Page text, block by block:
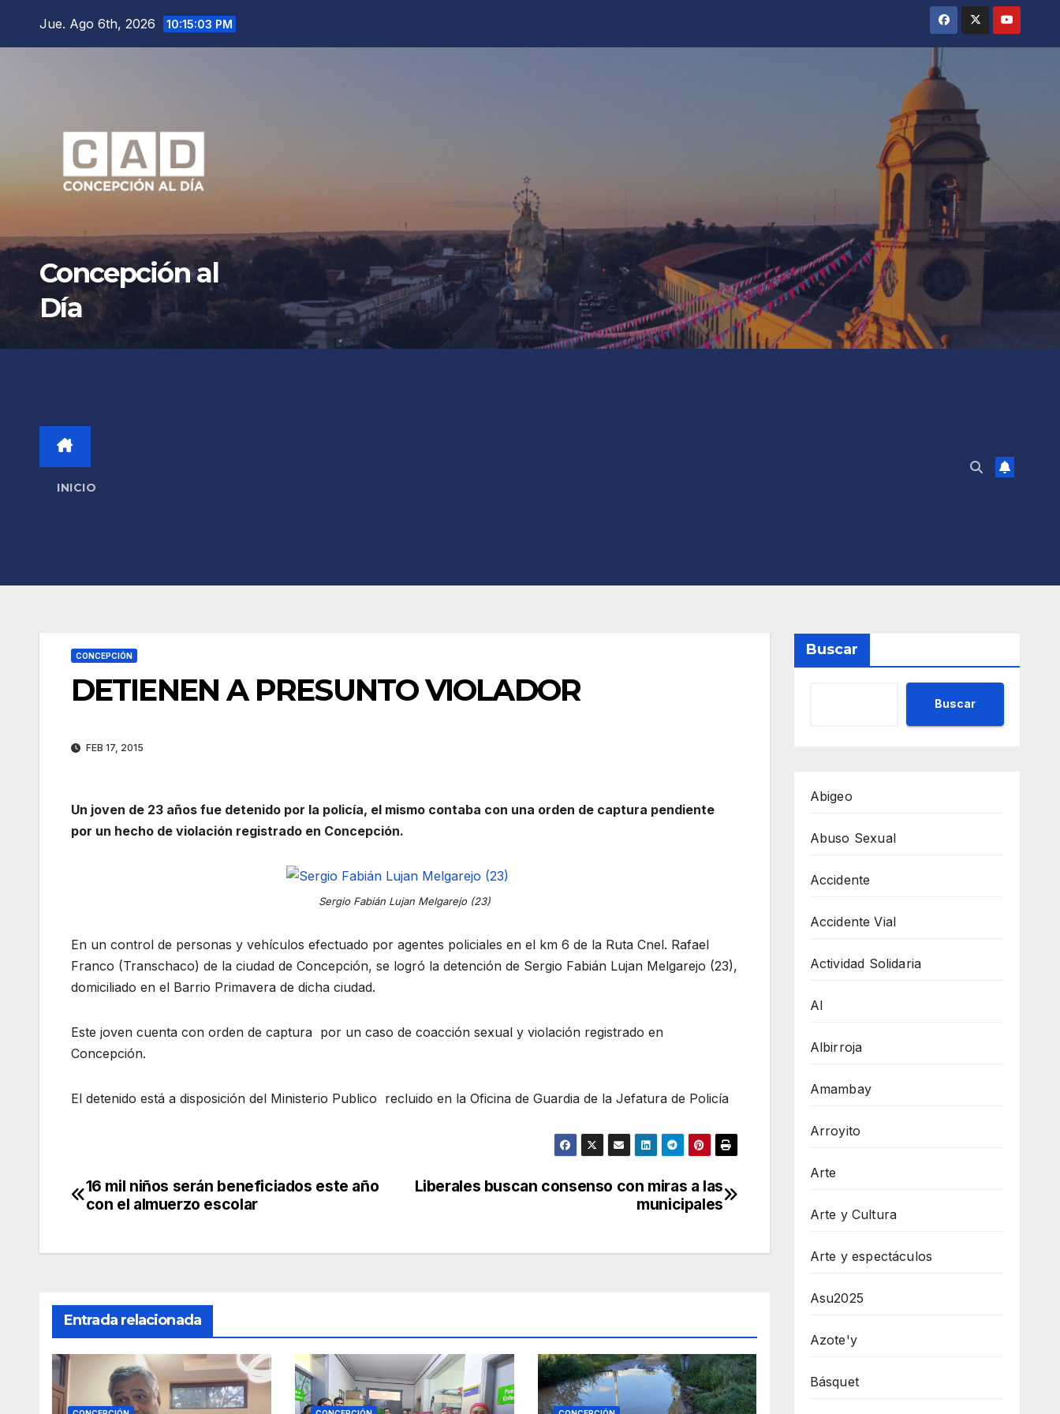
Jue. Ago 6th, 2026 10:15:04 PM
Concepción al
Día
INICIO
CONCEPCIÓN
DETIENEN A PRESUNTO VIOLADOR
FEB 17, 2015
Un joven de 23 años fue detenido por la policía, el mismo contaba con una orden de captura pendiente
por un hecho de violación registrado en Concepción.
Sergio Fabián Lujan Melgarejo (23)
En un control de personas y vehículos efectuado por agentes policiales en el km 6 de la Ruta Cnel. Rafael
Franco (Transchaco) de la ciudad de Concepción, se logró la detención de Sergio Fabián Lujan Melgarejo (23),
domiciliado en el Barrio Primavera de dicha ciudad.
Este joven cuenta con orden de captura por un caso de coacción sexual y violación registrado en
Concepción.
El detenido está a disposición del Ministerio Publico recluido en la Oficina de Guardia de la Jefatura de Policía
Navegación
entradas
Liberales buscan consenso con miras a las
municipales
16 mil niños serán beneficiados este año
con el almuerzo escolar
Entrada relacionada
Buscar
Buscar
Abigeo
Abuso Sexual
Accidente
Accidente Vial
Actividad Solidaria
AI
Albirroja
Amambay
Arroyito
Arte
Arte y Cultura
Arte y espectáculos
Asu2025
Azote'y
Básquet